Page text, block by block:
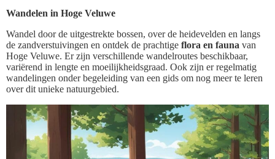
Wandelen in Hoge Veluwe
Wandel door de uitgestrekte bossen, over de heidevelden en langs
de zandverstuivingen en ontdek de prachtige flora en fauna van
Hoge Veluwe. Er zijn verschillende wandelroutes beschikbaar,
variërend in lengte en moeilijkheidsgraad. Ook zijn er regelmatig
wandelingen onder begeleiding van een gids om nog meer te leren
over dit unieke natuurgebied.